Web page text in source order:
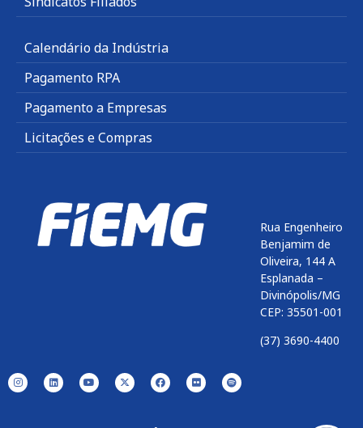
Calendário da Indústria
Pagamento RPA
Pagamento a Empresas
Licitações e Compras
Rua Engenheiro
Benjamim de
Oliveira, 144 A
Esplanada –
Divinópolis/MG
CEP: 35501-001
(37) 3690-4400